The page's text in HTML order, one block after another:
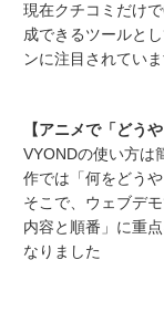
現在クチコミだけ
成できるツールと
ンに注目されていま
【アニメで「どう
VYONDの使い方は
作では「何をどう
そこで、ウェブデ
内容と順番」に重
なりました